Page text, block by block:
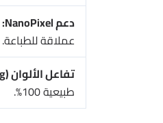
دعم NanoPixel:
عملاقة للطباعة.
تفاعل الألوان (Pigment Mixing):
طبيعية 100%.